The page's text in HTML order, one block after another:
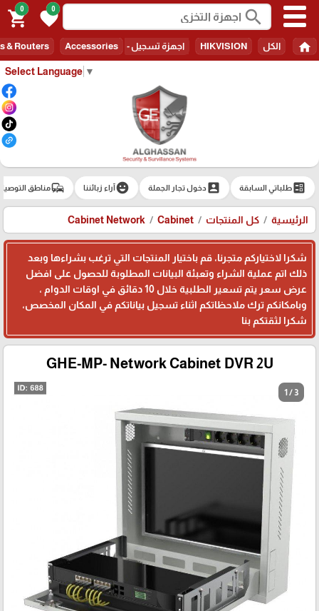
Select Language ▼
search
0
favorite
0
shopping_cart
home الكل HIKVISION اجهزة تسجيل - Recorders & Routers Accessories
ballotطلباتي السابقة account_boxدخول تجار الجملة emoji_emotionsآراء زبائننا commuteمناطق
الرئيسية كل المنتجات Cabinet Network Cabinet
شكرا لاختياركم متجرنا، قم باختيار المنتجات التي ترغب بشراءها وبعد
ذلك اتم عملية الشراء وتعبئة البيانات المطلوبة للحصول على افضل
عرض سعر يتم تسعير الطلبية خلال 10 دقائق في اوقات الدوام ،
وبامكانكم ترك ملاحظاتكم اثناء تسجيل بياناتكم في المكان المخصص،
شكرا لثقتكم بنا
GHE-MP- Network Cabinet DVR 2U
1 / 3